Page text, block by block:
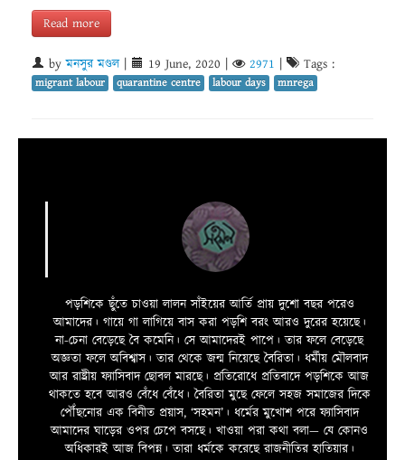
Read more
byমনসুর মণ্ডল| 19 June, 2020 2971 Tags :
migrant labour quarantine centre labour days mnrega
পড়শিকে ছুঁতে চাওয়া লালন সাঁইয়ের আর্তি প্রায় দুশো বছর পরেও
আমাদের। গায়ে গা লাগিয়ে বাস করা পড়শি বরং আরও দুরের হয়েছে।
না-চেনা বেড়েছে বৈ কমেনি। সে আমাদেরই পাপে। তার ফলে বেড়েছে
অজ্ঞতা ফলে অবিশ্বাস। তার থেকে জন্ম নিয়েছে বৈরিতা। ধর্মীয় মৌলবাদ
আর রাষ্ট্রীয় ফ্যাসিবাদ ছোবল মারছে। প্রতিরোধে প্রতিবাদে পড়শিকে আজ
থাকতে হবে আরও বেঁধে বেঁধে। বৈরিতা মুছে ফেলে সহজ সমাজের দিকে
পৌঁছনোর এক বিনীত প্রয়াস, ‘সহমন’। ধর্মের মুখোশ পরে ফ্যাসিবাদ
আমাদের ঘাড়ের ওপর চেপে বসছে। খাওয়া পরা কথা বলা—­­ যে কোনও
অধিকারই আজ বিপন্ন। তারা ধর্মকে করেছে রাজনীতির হাতিয়ার।